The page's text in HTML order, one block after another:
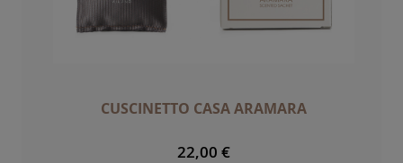
CUSCINETTO CASA ARAMARA
22,00 €